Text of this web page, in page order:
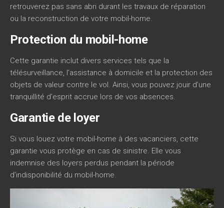
retrouverez pas sans abri durant les travaux de réparation
ou la reconstruction de votre mobil-home.
Protection du mobil-home
Cette garantie inclut divers services tels que la
télésurveillance, l’assistance à domicile et la protection des
objets de valeur contre le vol. Ainsi, vous pouvez jouir d’une
tranquillité d’esprit accrue lors de vos absences.
Garantie de loyer
Si vous louez votre mobil-home à des vacanciers, cette
garantie vous protège en cas de sinistre. Elle vous
indemnise des loyers perdus pendant la période
d’indisponibilité du mobil-home.